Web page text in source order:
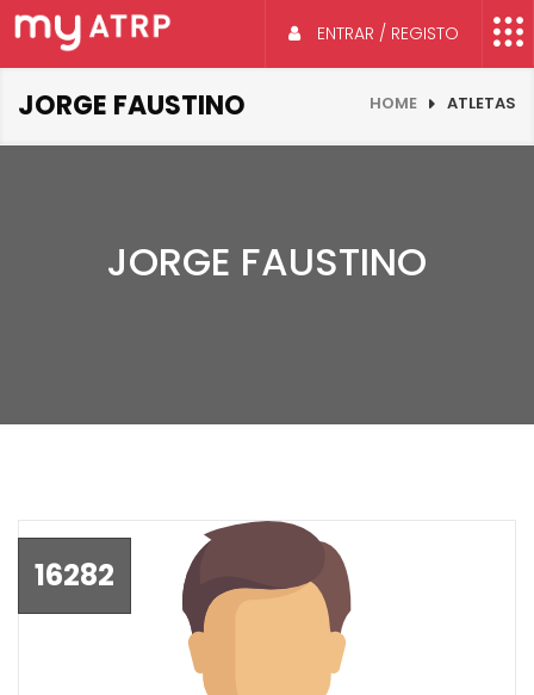
ENTRAR / REGISTO
JORGE FAUSTINO HOME ATLETAS
JORGE FAUSTINO
16282